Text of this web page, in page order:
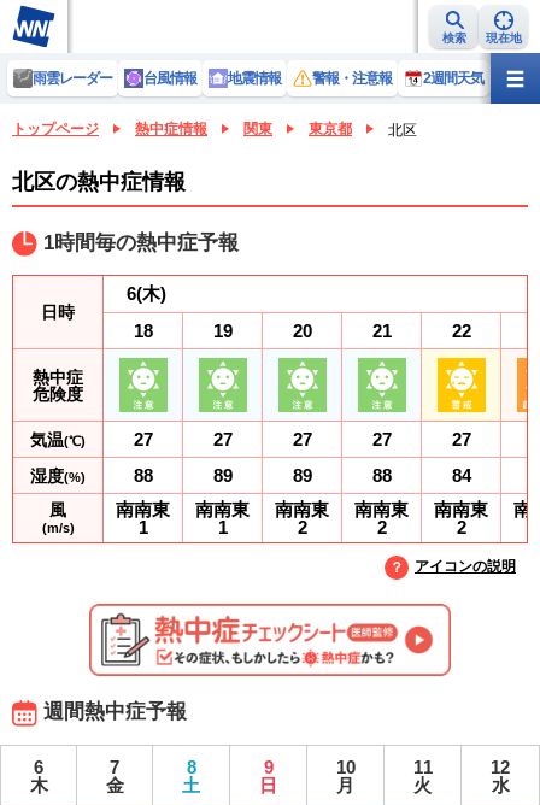
検索 現在地
雨雲レーダー 台風情報 地震情報 警報・注意報 2週間天気 ラ
トップページ 熱中症情報 関東 東京都 北区
北区の熱中症情報
1時間毎の熱中症予報
日時
熱中症
危険度
気温(℃)
湿度(%)
風
(m/s)
6(木)
18
27
88
南南東
1
19
27
89
南南東
1
20
27
89
南南東
2
21
27
88
南南東
2
22
27
84
南南東
2
南
アイコンの説明
週間熱中症予報
6
木
7
金
8
土
9
日
10
月
11
火
12
水